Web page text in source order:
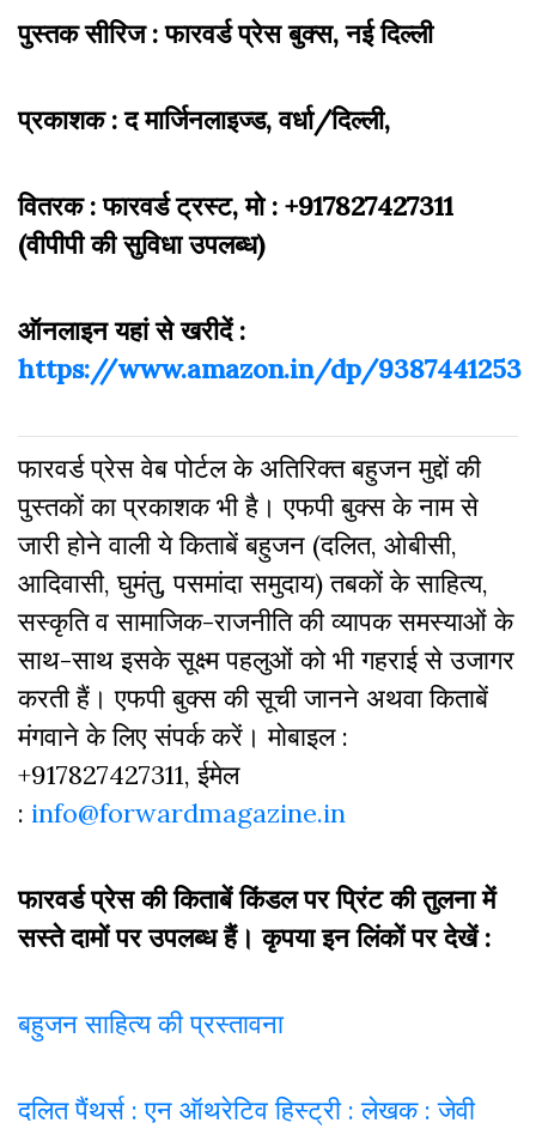
पुस्तक सीरिज : फारवर्ड प्रेस बुक्स, नई दिल्ली
प्रकाशक : द मार्जिनलाइज्ड, वर्धा/दिल्ली,
वितरक : फारवर्ड ट्रस्ट, मो : +917827427311
(वीपीपी की सुविधा उपलब्ध)
ऑनलाइन यहां से खरीदें :
https://www.amazon.in/dp/9387441253
फारवर्ड प्रेस वेब पोर्टल के अतिरिक्‍त बहुजन मुद्दों की
पुस्‍तकों का प्रकाशक भी है। एफपी बुक्‍स के नाम से
जारी होने वाली ये किताबें बहुजन (दलित, ओबीसी,
आदिवासी, घुमंतु, पसमांदा समुदाय) तबकों के साहित्‍य,
सस्‍क‍ृति व सामाजिक-राजनीति की व्‍यापक समस्‍याओं के
साथ-साथ इसके सूक्ष्म पहलुओं को भी गहराई से उजागर
करती हैं। एफपी बुक्‍स की सूची जानने अथवा किताबें
मंगवाने के लिए संपर्क करें। मोबाइल :
+917827427311, ईमेल
: info@forwardmagazine.in
फारवर्ड प्रेस की किताबें किंडल पर प्रिंट की तुलना में
सस्ते दामों पर उपलब्ध हैं। कृपया इन लिंकों पर देखें :
बहुजन साहित्य की प्रस्तावना
दलित पैंथर्स : एन ऑथरेटिव हिस्ट्री : लेखक : जेवी